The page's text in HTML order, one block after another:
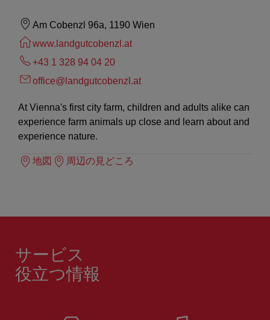
Am Cobenzl 96a, 1190 Wien
www.landgutcobenzl.at
+43 1 328 94 04 20
office@landgutcobenzl.at
At Vienna's first city farm, children and adults alike can
experience farm animals up close and learn about and
experience nature.
地図 周辺の見どころ
サービス
役立つ情報